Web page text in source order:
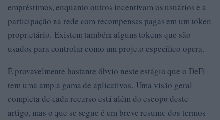
empréstimos, enquanto outros incentivam os usuários e a
participação na rede com recompensas pagas em um token
proprietário. Existem também alguns tokens que são
usados ​​para controlar como um projeto específico opera.
É provavelmente bastante óbvio neste estágio que o DeFi
tem uma ampla gama de aplicativos. Uma visão geral
completa de cada recurso está além do escopo deste
artigo, mas o que se segue é um breve resumo dos termos-